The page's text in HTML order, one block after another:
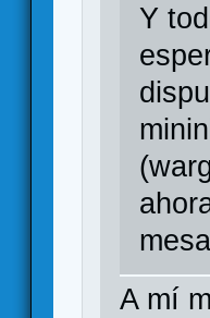
Y
A mí